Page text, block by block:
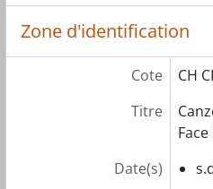
Zone d'identification
Cote
CH
Titre
Face
Date(s)